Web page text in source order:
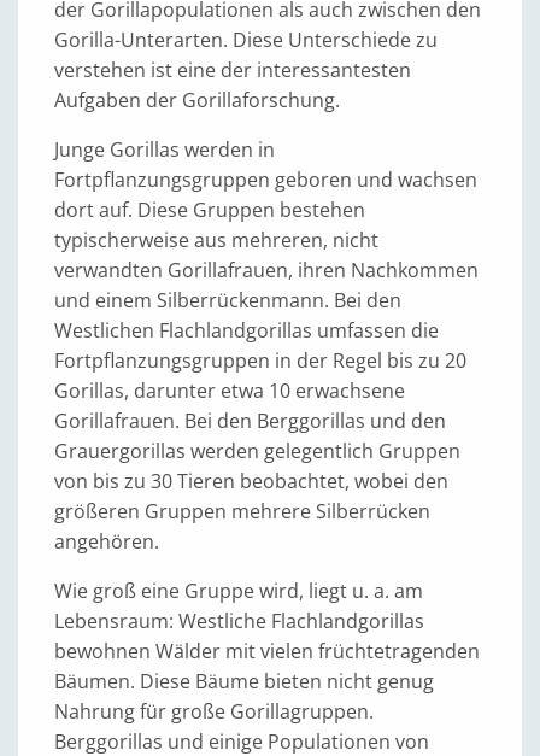
der Gorillapopulationen als auch zwischen den
Gorilla-Unterarten. Diese Unterschiede zu
verstehen ist eine der interessantesten
Aufgaben der Gorillaforschung.
Junge Gorillas werden in
Fortpflanzungsgruppen geboren und wachsen
dort auf. Diese Gruppen bestehen
typischerweise aus mehreren, nicht
verwandten Gorillafrauen, ihren Nachkommen
und einem Silberrückenmann. Bei den
Westlichen Flachlandgorillas umfassen die
Fortpflanzungsgruppen in der Regel bis zu 20
Gorillas, darunter etwa 10 erwachsene
Gorillafrauen. Bei den Berggorillas und den
Grauergorillas werden gelegentlich Gruppen
von bis zu 30 Tieren beobachtet, wobei den
größeren Gruppen mehrere Silberrücken
angehören.
Wie groß eine Gruppe wird, liegt u. a. am
Lebensraum: Westliche Flachlandgorillas
bewohnen Wälder mit vielen früchtetragenden
Bäumen. Diese Bäume bieten nicht genug
Nahrung für große Gorillagruppen.
Berggorillas und einige Populationen von